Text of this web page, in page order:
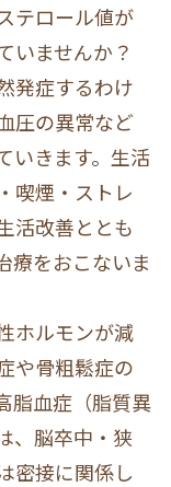
テロール値が
いませんか？
発症するわけ
圧の異常など
いきます。生活
喫煙・ストレ
活改善ととも
療をおこないま
ホルモンが減
や骨粗鬆症の
脂血症（脂質異
、脳卒中・狭
密接に関係し